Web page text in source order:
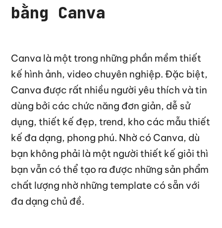
bằng Canva
Canva là một trong những phần mềm thiết
kế hình ảnh, video chuyên nghiệp. Đặc biệt,
Canva được rất nhiều người yêu thích và tin
dùng bởi các chức năng đơn giản, dễ sử
dụng, thiết kế đẹp, trend, kho các mẫu thiết
kế đa dạng, phong phú. Nhờ có Canva, dù
bạn không phải là một người thiết kế giỏi thì
bạn vẫn có thể tạo ra được những sản phẩm
chất lượng nhờ những template có sẵn với
đa dạng chủ đề.